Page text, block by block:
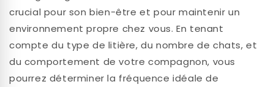
crucial pour son bien-être et pour maintenir un
environnement propre chez vous. En tenant
compte du type de litière, du nombre de chats, et
du comportement de votre compagnon, vous
pourrez déterminer la fréquence idéale de